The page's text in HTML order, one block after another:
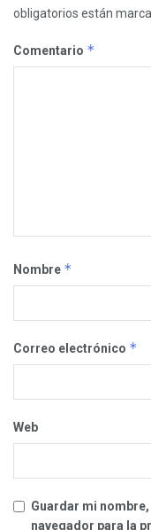
obligatorios están
Comentario *
Nombre *
Correo electrónico *
Web
Guardar mi
navegador para la